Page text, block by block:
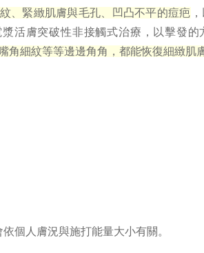
、緊緻肌膚與毛孔、凹凸不平的痘疤
活膚突破性非接觸式治療，以擊發的
角細紋等等邊邊角角，都能恢復細緻肌
個人膚況與施打能量大小有關。